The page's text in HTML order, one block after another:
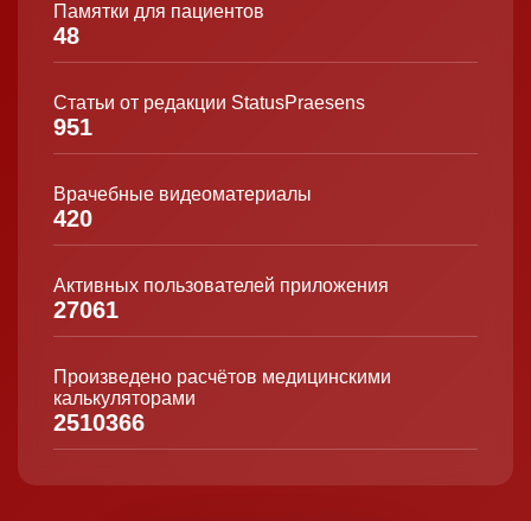
Памятки для пациентов
48
Статьи от редакции StatusPraesens
951
Врачебные видеоматериалы
420
Активных пользователей приложения
27061
Произведено расчётов медицинскими
калькуляторами
2510366